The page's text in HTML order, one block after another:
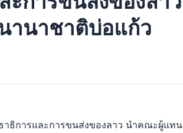
านาชาติบ่อแก้ว
ธิการและการขนส่งของลาว นำคณะผู้แทน